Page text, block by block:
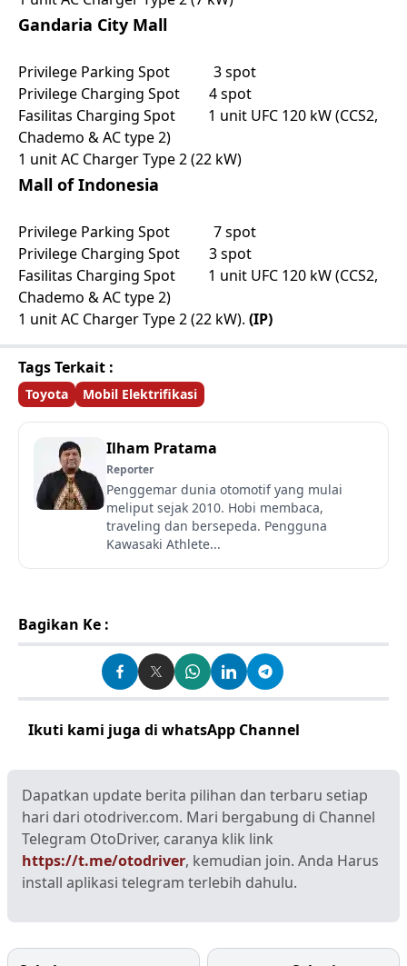
Gandaria City Mall
Privilege Parking Spot 3 spot
Privilege Charging Spot 4 spot
Fasilitas Charging Spot 1 unit UFC 120 kW (CCS2,
Chademo & AC type 2)
1 unit AC Charger Type 2 (22 kW)
Mall of Indonesia
Privilege Parking Spot 7 spot
Privilege Charging Spot 3 spot
Fasilitas Charging Spot 1 unit UFC 120 kW (CCS2,
Chademo & AC type 2)
1 unit AC Charger Type 2 (22 kW). (IP)
Tags Terkait :
Toyota Mobil Elektrifikasi
Ilham Pratama
Reporter
Penggemar dunia otomotif yang mulai
meliput sejak 2010. Hobi membaca,
traveling dan bersepeda. Pengguna
Kawasaki Athlete...
Bagikan Ke :
Ikuti kami juga di whatsApp Channel
Dapatkan update berita pilihan dan terbaru setiap
hari dari otodriver.com. Mari bergabung di Channel
Telegram OtoDriver, caranya klik link
https://t.me/otodriver, kemudian join. Anda Harus
install aplikasi telegram terlebih dahulu.